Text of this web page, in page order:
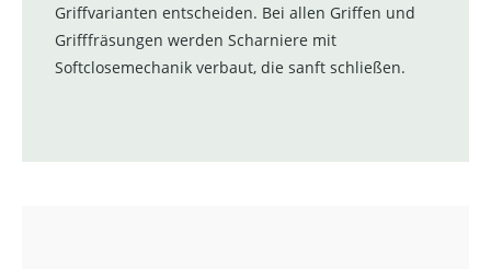
Griffvarianten entscheiden. Bei allen Griffen und
Grifffräsungen werden Scharniere mit
Softclosemechanik verbaut, die sanft schließen.